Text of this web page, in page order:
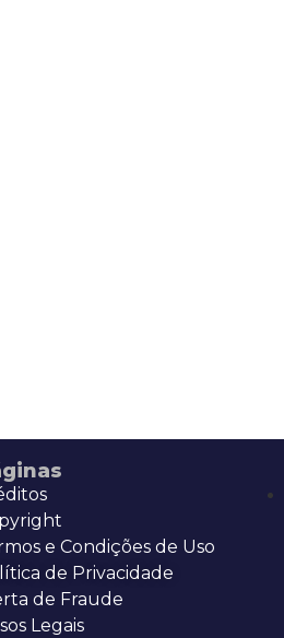
e Condições de Uso
de Privacidade
de Fraude
Legais